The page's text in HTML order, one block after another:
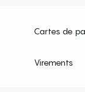
Cartes de
Virements